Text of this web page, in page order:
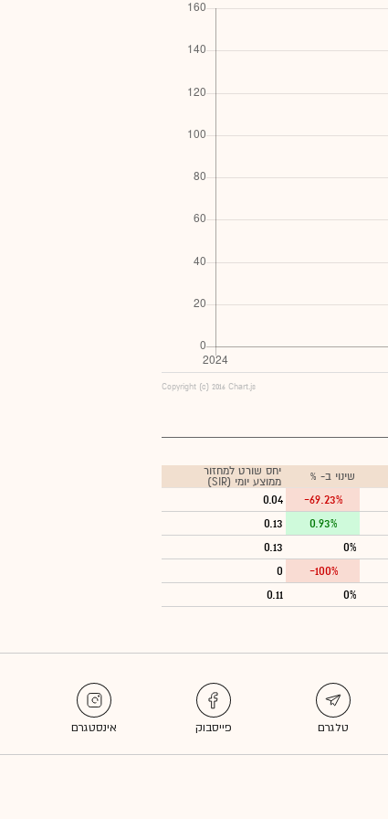
Copyright (c) 2016 Chart.js
שינוי ב- %
יחס שורט למחזור
ממוצע יומי (SIR)
-69.23%
0.04
0.93%
0.13
0%
0.13
-100%
0
0%
0.11